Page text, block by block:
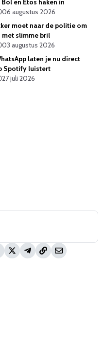
en Etos haken in
06 augustus 2026
moet naar de politie om
slimme bril
03 augustus 2026
laten je nu direct
Spotify luistert
27 juli 2026